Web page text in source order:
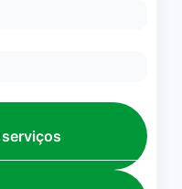
a comunidade
domina o